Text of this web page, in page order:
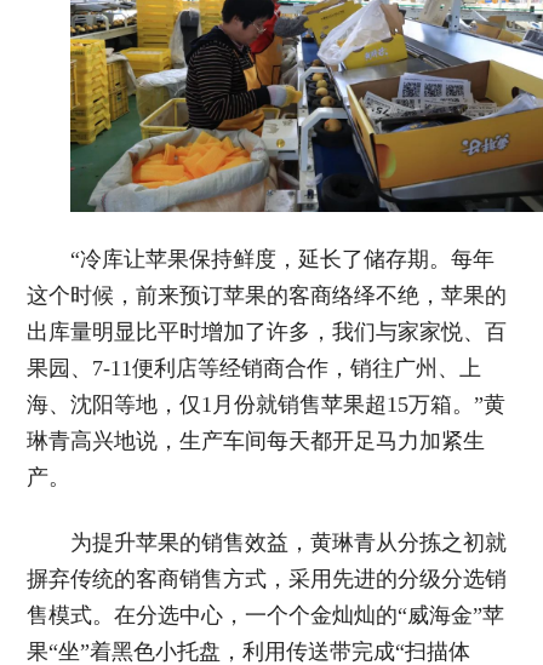
“冷库让苹果保持鲜度，延长了储存期。每年
这个时候，前来预订苹果的客商络绎不绝，苹果的
出库量明显比平时增加了许多，我们与家家悦、百
果园、7-11便利店等经销商合作，销往广州、上
海、沈阳等地，仅1月份就销售苹果超15万箱。”黄
琳青高兴地说，生产车间每天都开足马力加紧生
产。
为提升苹果的销售效益，黄琳青从分拣之初就
摒弃传统的客商销售方式，采用先进的分级分选销
售模式。在分选中心，一个个金灿灿的“威海金”苹
果“坐”着黑色小托盘，利用传送带完成“扫描体